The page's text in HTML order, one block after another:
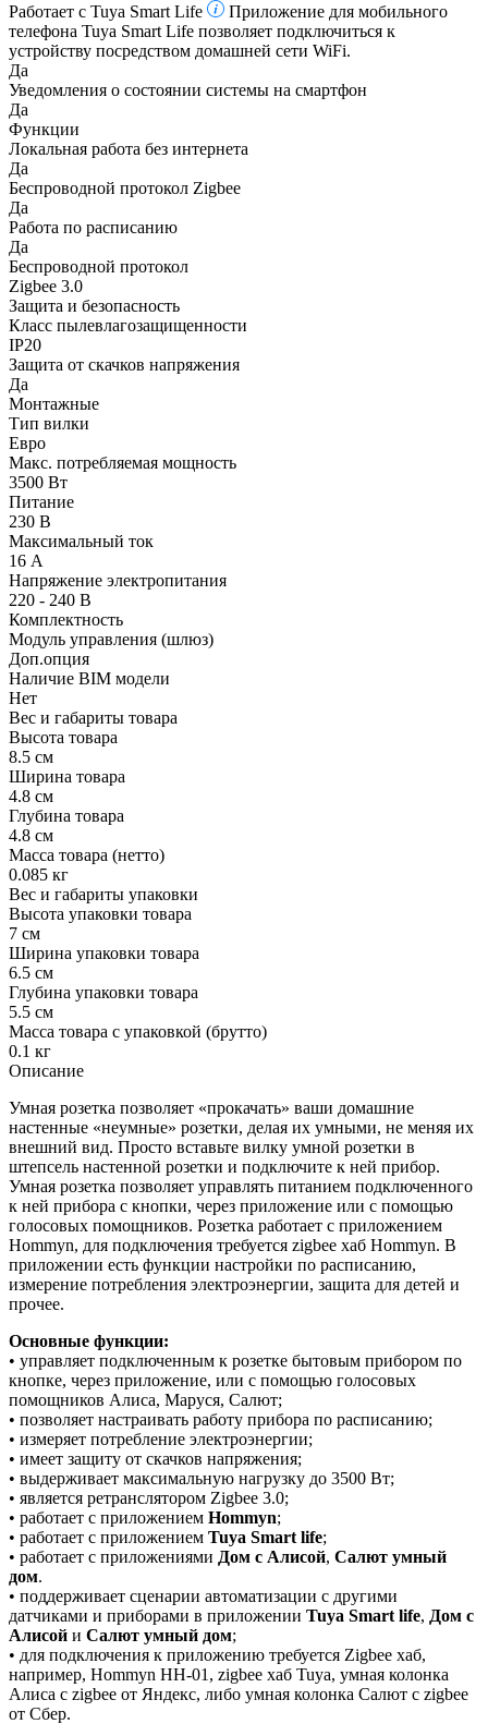
Работает с Tuya Smart Life
Приложение для мобильного
телефона Tuya Smart Life позволяет подключиться к
устройству посредством домашней сети WiFi.
Да
Уведомления о состоянии системы на смартфон
Да
Функции
Локальная работа без интернета
Да
Беспроводной протокол Zigbee
Да
Работа по расписанию
Да
Беспроводной протокол
Zigbee 3.0
Защита и безопасность
Класс пылевлагозащищенности
IP20
Защита от скачков напряжения
Да
Монтажные
Тип вилки
Евро
Макс. потребляемая мощность
3500 Вт
Питание
230 В
Максимальный ток
16 А
Напряжение электропитания
220 - 240 В
Комплектность
Модуль управления (шлюз)
Доп.опция
Наличие BIM модели
Нет
Вес и габариты товара
Высота товара
8.5 см
Ширина товара
4.8 см
Глубина товара
4.8 см
Масса товара (нетто)
0.085 кг
Вес и габариты упаковки
Высота упаковки товара
7 см
Ширина упаковки товара
6.5 см
Глубина упаковки товара
5.5 см
Масса товара с упаковкой (брутто)
0.1 кг
Описание
Умная розетка позволяет «прокачать» ваши домашние
настенные «неумные» розетки, делая их умными, не меняя их
внешний вид. Просто вставьте вилку умной розетки в
штепсель настенной розетки и подключите к ней прибор.
Умная розетка позволяет управлять питанием подключенного
к ней прибора с кнопки, через приложение или с помощью
голосовых помощников. Розетка работает с приложением
Hommyn, для подключения требуется zigbee хаб Hommyn. В
приложении есть функции настройки по расписанию,
измерение потребления электроэнергии, защита для детей и
прочее.
Основные функции:
• управляет подключенным к розетке бытовым прибором по
кнопке, через приложение, или с помощью голосовых
помощников Алиса, Маруся, Салют;
• позволяет настраивать работу прибора по расписанию;
• измеряет потребление электроэнергии;
• имеет защиту от скачков напряжения;
• выдерживает максимальную нагрузку до 3500 Вт;
• является ретранслятором Zigbee 3.0;
• работает с приложением Hommyn;
• работает с приложением Tuya Smart life;
• работает с приложениями Дом с Алисой, Салют умный
дом.
• поддерживает сценарии автоматизации с другими
датчиками и приборами в приложении Tuya Smart life, Дом с
Алисой и Салют умный дом;
• для подключения к приложению требуется Zigbee хаб,
например, Hommyn HH-01, zigbee хаб Tuya, умная колонка
Алиса с zigbee от Яндекс, либо умная колонка Салют с zigbee
от Сбер.